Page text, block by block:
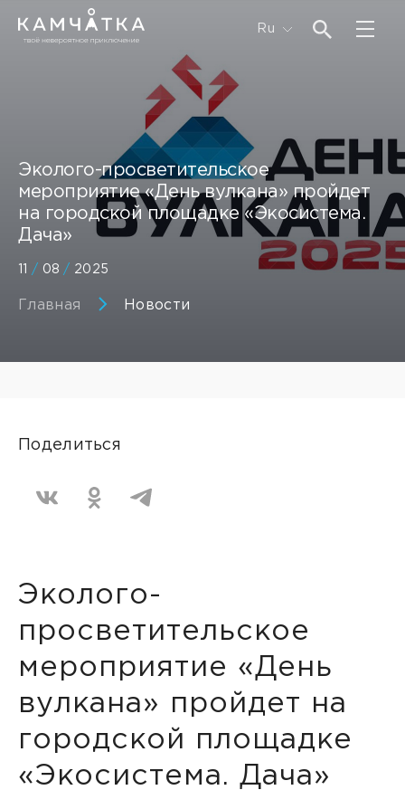
Ru
Эколого-просветительское
мероприятие «День вулкана» пройдет
на городской площадке «Экосистема.
Дача»
/ 08 / 2025
Главная Новости
Поделиться
Эколого-
просветительское
мероприятие «День
вулкана» пройдет на
городской площадке
«Экосистема. Дача»